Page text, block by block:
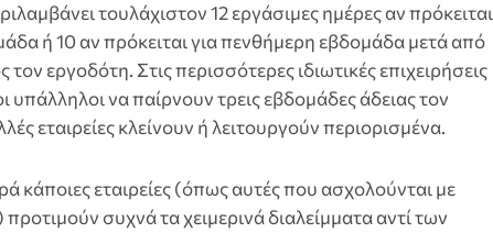
τουλάχιστον 12 εργάσιμες ημέρες αν πρόκειται
ή 10 αν πρόκειται για πενθήμερη εβδομάδα μετά από
εργοδότη. Στις περισσότερες ιδιωτικές επιχειρήσεις
υπάλληλοι να παίρνουν τρεις εβδομάδες άδειας τον
εταιρείες κλείνουν ή λειτουργούν περιορισμένα.
κάποιες εταιρείες (όπως αυτές που ασχολούνται με
συχνά τα χειμερινά διαλείμματα αντί των